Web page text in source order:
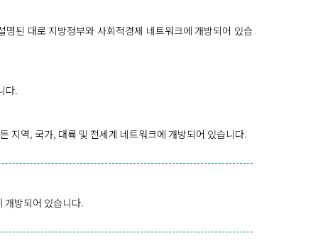
된 대로 지방정부와 사회적경제 네트워크에 개방되어 있습
다.
지역, 국가, 대륙 및 전세계 네트워크에 개방되어 있습니다.
개방되어 있습니다.